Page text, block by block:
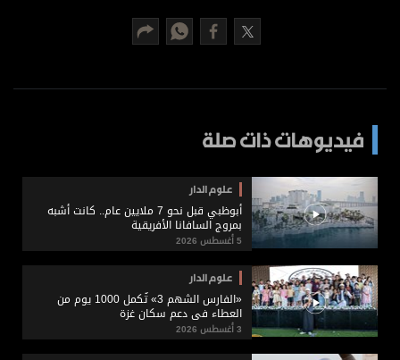
الأحوال الجوية
فيديوهات ذات صلة
علوم الدار
أبوظبي قبل نحو 7 ملايين عام.. كانت أشبه
بمروج السافانا الأفريقية
5 أغسطس 2026
علوم الدار
«الفارس الشهم 3» تُكمل 1000 يوم من
العطاء في دعم سكان غزة
3 أغسطس 2026